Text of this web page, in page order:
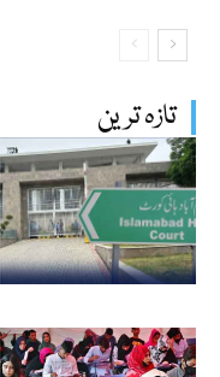
تازہ ترین